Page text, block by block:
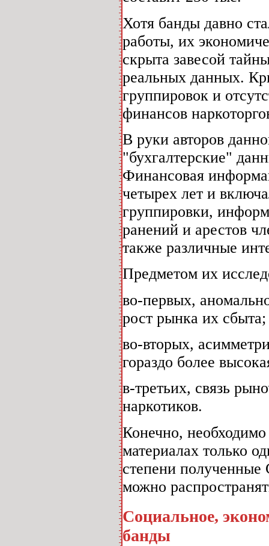
Хотя банды давно
работы, их
скрыта завесой
реальных данных.
группировок и
финансов
В руки авторов
"бухгалтерские"
Финансовая
четырех лет и
группировки,
ранений и арестов
также различные
Предметом их
во-первых,
рост рынка их сбыта;
во-вторых,
гораздо более
в-третьих, связь
наркотиков.
Конечно,
материалах только
степени
можно
Социальное,
банды